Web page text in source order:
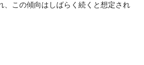
、この傾向はしばらく続くと想定され